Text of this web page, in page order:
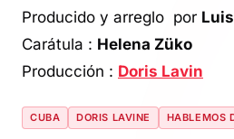
Producido y arreglo por
Carátula : Helena Züko
Producción : Doris Lavin
CUBA DORIS LAVINE HABLEMOS